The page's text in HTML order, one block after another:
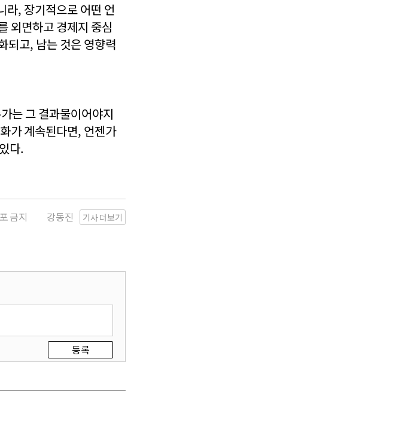
라, 장기적으로 어떤 언
외면하고 경제지 중심
되고, 남는 것은 영향력
는 그 결과물이어야지
가 계속된다면, 언젠가
다.
금지 기사 더보기
강동진
등록